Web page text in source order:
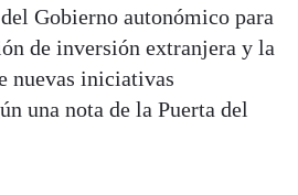
Gobierno autonómico para
de inversión extranjera y la
nuevas iniciativas
una nota de la Puerta del